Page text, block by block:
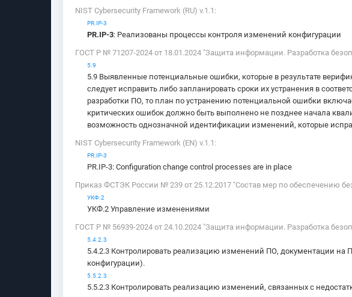
NIST Cybersecurity Framework (RU) v.1.1:
PR.IP-3
PR.IP-3: Реализованы процессы контроля изменений конфигурации
ГОСТ Р № 71207-2024 от 18.01.2024 "Защита информации. Разработка
5.9
5.9 Выявленные потенциальные ошибки, которые в результате
следует исправить либо запланировать сроки их устранения в
разработки ПО, то план по устранению потенциальной ошибки
критических ошибок должно быть выполнено не позднее начала
возможность однозначной идентификации изменений, которые
NIST Cybersecurity Framework (EN) v.1.1:
PR.IP-3
PR.IP-3: Configuration change control processes are in place
Приказ ФСТЭК России № 239 от 25.12.2017 "Состав мер по обеспечению
УКФ.2
УКФ.2 Управление изменениями
ГОСТ Р № 56939-2024 от 24.10.2024 "Защита информации. Разработка
5.4.2.3
5.4.2.3 Контролировать реализацию изменений ПО, документации
конфигурации).
5.5.2.3
5.5.2.3 Контролировать реализацию изменений, связанных с